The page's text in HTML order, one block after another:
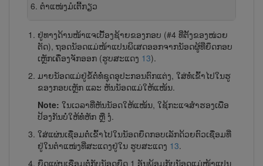
ຕຳ​ແໜ່ງມໍເຕີ້ກຽວ
ຢູ່​ທາງ​ດ້ານ​ໜ້າ​ແຈ​ເບື້ອງ​ຊ້າຍຂອງກອບ (#4 ທີ່​ຕັ້ງ​ຂອງ​ໜ່ວຍ​
ຕັດ), ຖອດນັອດແມ່ໜ້າແປນພິ​ເສດ​ອອກ​ຈາກນັອດຜູ້​ທີ່​ຍຶດ​ກອບ​
ເຫຼັກ​ເຄື່ອງ​ຈັກອອກ (ຮູບສະແດງ 13).
ມາຍ​ນັອດແມ່​ຢູ່​ຂໍ້​ຕໍ່​ທໍ່​ຊຸດ​ອຸ​ປະ​ກອນ​ຕົກ​ແຕ່ງ, ໃສ່​ທໍ່​ເຂົ້າ​ໄປ​ໃນຮູ​
ຂອງກອບ​ເຫຼັກ ແລະ ຫັນນັອດແມ່ໃຫ້ແໜ້ນ.
Note: ໃນ​ເວ​ລາ​ທີ່​ຫັນ​ນັອດ​ໃຫ້​ແໜ້ນ, ໃຊ້​ກະ​ແຈສຳ​ຮອງ​ເພື່ອ​
ປ້ອງ​ກັນ​ບໍ່​ໃຫ້​ທໍ່​ຫັກ ຫຼື ງໍ.
ໃສ່ແຜ່ນ​ເຊື່ອມ​ຕໍ່​ເຂົ້າ​ໄປ​ໃນ​ນັອດ​ຍຶດກອບ​ເລັກ​ດ້ວຍ​ຕົວ​ເຊື່ອມ​ທີ່​
ຢູ່​ໃນ​ຕຳ​ແໜ່ງ​ທີ່​ສະ​ແດງ​ຢູ່​ໃນ ຮູບສະແດງ 13.
ຍຶດ​ແຜ່ນ​ເຊື່ອມ​ຕໍ່​ກັບ​ນັອດ​ຍຶດ 1 ອັນພ້ອມ​ກັບນັອດແມ່ໜ້າແປນ​